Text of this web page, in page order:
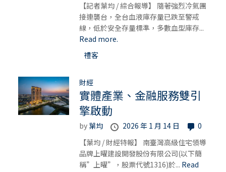
【記者葉均 / 綜合報導】 隨著強烈冷氣團
接連襲台，全台血液庫存量已跌至警戒
線，低於安全存量標準，多數血型庫存...
Read more.
禮客
財經
實體產業、金融服務雙引
擎啟動
by葉均 2026 年 1 月 14 日
0
【葉均 / 財經特報】 南臺灣高級住宅領導
品牌上曜建設開發股份有限公司(以下簡
稱”上曜”，股票代號1316)於... Read